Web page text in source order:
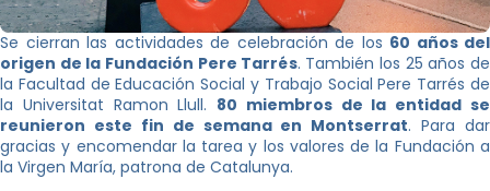
Se cierran las actividades de celebración de los 60 años del
origen de la Fundación Pere Tarrés. También los 25 años de
la Facultad de Educación Social y Trabajo Social Pere Tarrés de
la Universitat Ramon Llull. 80 miembros de la entidad se
reunieron este fin de semana en Montserrat. Para dar
gracias y encomendar la tarea y los valores de la Fundación a
la Virgen María, patrona de Catalunya.